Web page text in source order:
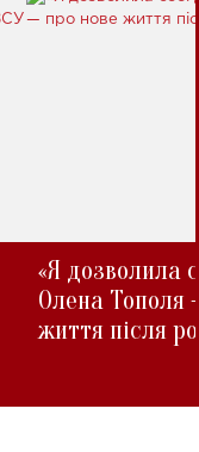
«Я дозволила
Олена Тополя
життя після